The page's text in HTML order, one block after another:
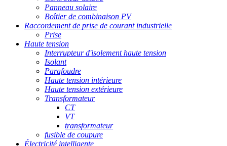
Panneau solaire
Boîtier de combinaison PV
Raccordement de prise de courant industrielle
Prise
Haute tension
Interrupteur d'isolement haute tension
Isolant
Parafoudre
Haute tension intérieure
Haute tension extérieure
Transformateur
CT
VT
transformateur
fusible de coupure
Électricité intelligente